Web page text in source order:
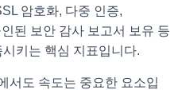
암호화, 다중 인증,
된 보안 감사 보고서 보유 등
키는 핵심 지표입니다.
서도 속도는 중요한 요소입